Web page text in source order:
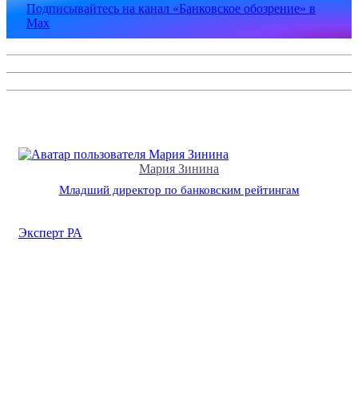
Подписывайтесь на канал «Банковское обозрение» в
Max
Мария Зинина
Младший директор по банковским рейтингам
Эксперт РА